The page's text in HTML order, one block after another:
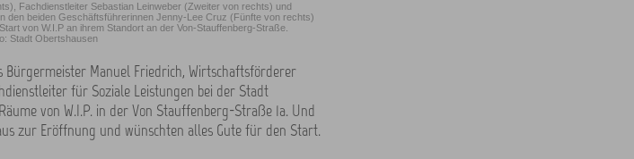
Fachdienstleiter Sebastian Leinweber (Zweiter von rechts) und
den beiden Geschäftsführerinnen Jenny-Lee Cruz (Fünfte von rechts)
von W.I.P an ihrem Standort an der Von-Stauffenberg-Straße.
Stadt Obertshausen
Bürgermeister Manuel Friedrich, Wirtschaftsförderer
für Soziale Leistungen bei der Stadt
von W.I.P. in der Von Stauffenberg-Straße 1a. Und
zur Eröffnung und wünschten alles Gute für den Start.